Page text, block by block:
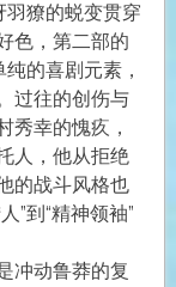
羽獠的蜕变贯穿
色，第二部的
的喜剧元素，
过往的创伤与
秀幸的愧疚，
人，他从拒绝
的战斗风格也
”到“精神领袖”
冲动鲁莽的复